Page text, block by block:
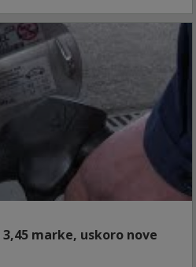
marke, uskoro nove